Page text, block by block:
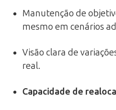
Manutenção de
mesmo em cenários
Visão clara de
real.
Capacidade de